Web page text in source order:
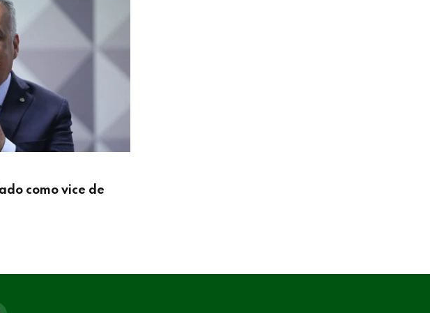
como vice de